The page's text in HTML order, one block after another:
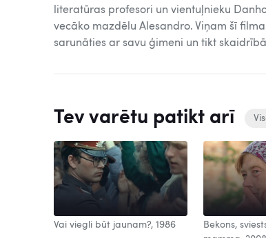
literatūras profesori un vientuļnieku
vecāko mazdēlu Alesandro. Viņam šī
sarunāties ar savu ģimeni un tikt
Tev varētu patikt arī
Vai viegli būt jaunam?, 1986
Bekons,